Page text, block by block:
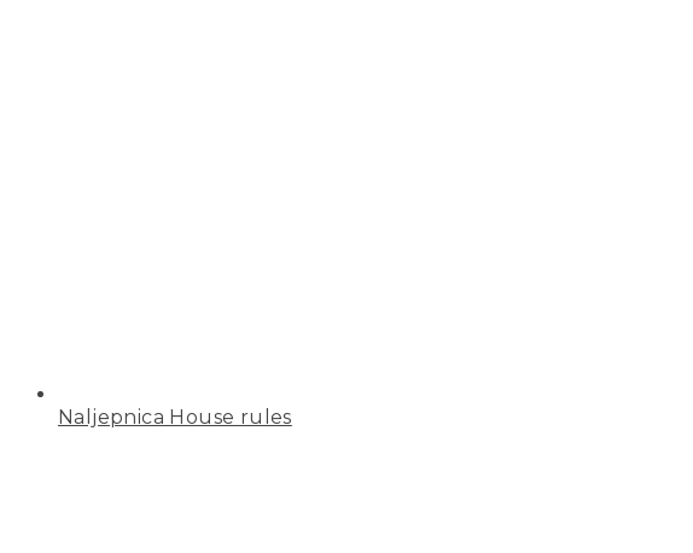
Naljepnica House rules